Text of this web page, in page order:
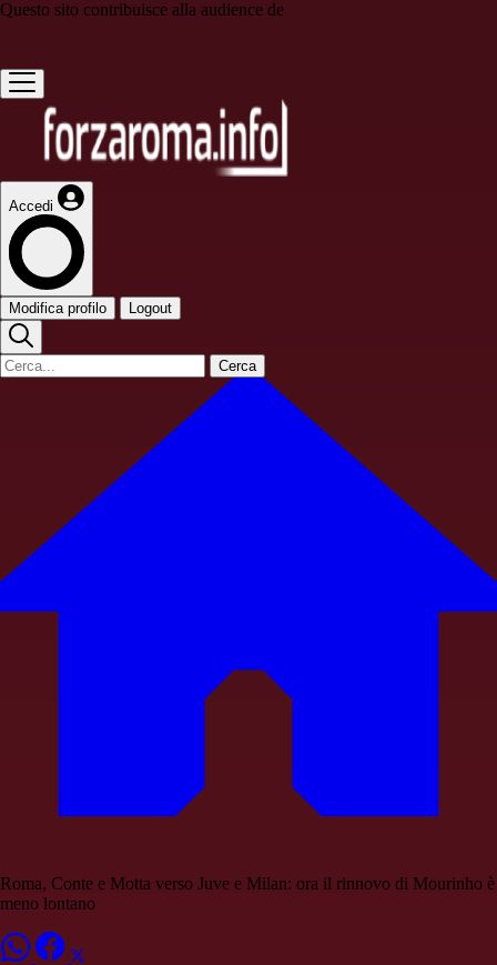
Questo sito contribuisce alla audience de
Accedi
Modifica profilo Logout
Cerca
Roma, Conte e Motta verso Juve e Milan: ora il rinnovo di Mourinho è
meno lontano